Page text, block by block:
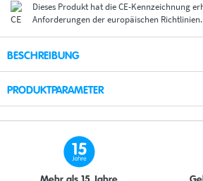
BESCHREIBUNG
PRODUKTPARAMETER
Dieses Produkt hat die CE-Kennzeichnung
Anforderungen der europäischen Richtlinien.